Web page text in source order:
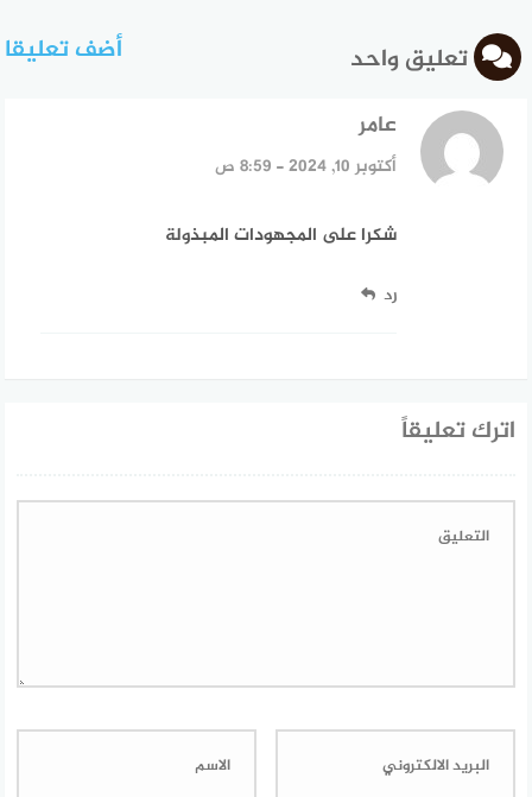
تعليق واحد أضف تعليقا
عامرقال:
أكتوبر 10, 2024 - 8:59 ص
شكرا على المجهودات المبذولة
رد
اترك تعليقاً